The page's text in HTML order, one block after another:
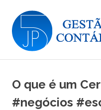
content
Gestão
Contábil
O que é um
#negócios